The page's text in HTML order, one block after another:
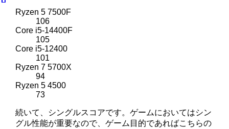
Ryzen 5 7500F
106
Core i5-14400F
105
Core i5-12400
101
Ryzen 7 5700X
94
Ryzen 5 4500
73
続いて、シングルスコアです。ゲームにおいてはシン
グル性能が重要なので、ゲーム目的であればこちらの